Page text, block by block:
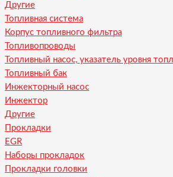
Другие
Топливная система
Корпус топливного фильтра
Топливопроводы
Топливный насос, указатель уровня
Топливный бак
Инжекторный насос
Инжектор
Другие
Прокладки
EGR
Наборы прокладок
Прокладки головки